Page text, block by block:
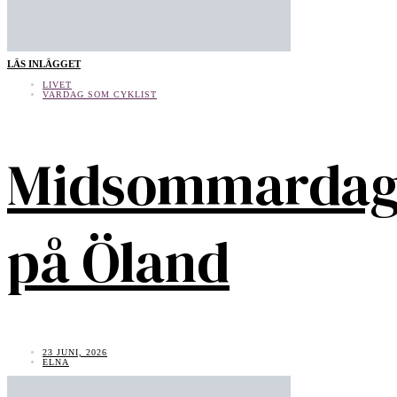
LÄS INLÄGGET
LIVET
VARDAG SOM CYKLIST
på Öland
23 JUNI, 2026
ELNA